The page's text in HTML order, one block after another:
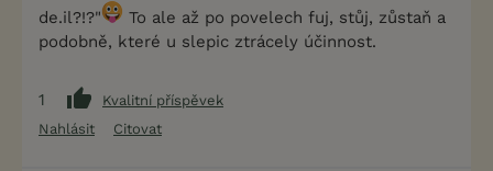
de.il?!?"
To ale až po povelech fuj, stůj, zůstaň a
podobně, které u slepic ztrácely účinnost.
1
Kvalitní příspěvek
Nahlásit
Citovat